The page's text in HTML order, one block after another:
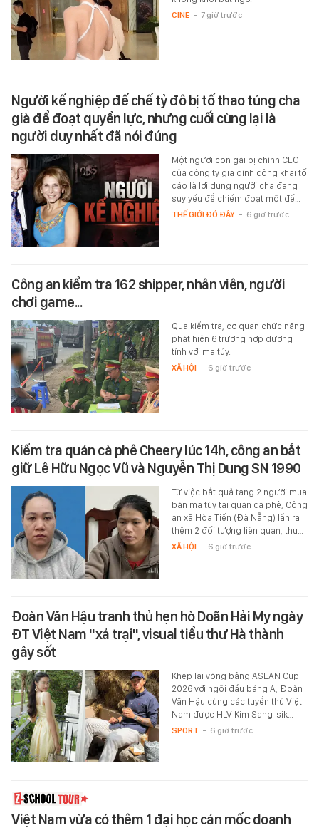
CINE - 7 giờ trước
Người kế nghiệp đế chế tỷ đô bị tố thao túng cha
già để đoạt quyền lực, nhưng cuối cùng lại là
người duy nhất đã nói đúng
Một người con gái bị chính CEO
của công ty gia đình công khai tố
cáo là lợi dụng người cha đang
suy yếu để chiếm đoạt một đế…
THẾ GIỚI ĐÓ ĐÂY - 6 giờ trước
Công an kiểm tra 162 shipper, nhân viên, người
chơi game...
Qua kiểm tra, cơ quan chức năng
phát hiện 6 trường hợp dương
tính với ma túy.
XÃ HỘI - 6 giờ trước
Kiểm tra quán cà phê Cheery lúc 14h, công an bắt
giữ Lê Hữu Ngọc Vũ và Nguyễn Thị Dung SN 1990
Từ việc bắt quả tang 2 người mua
bán ma túy tại quán cà phê, Công
an xã Hòa Tiến (Đà Nẵng) lần ra
thêm 2 đối tượng liên quan, thu…
XÃ HỘI - 6 giờ trước
Đoàn Văn Hậu tranh thủ hẹn hò Doãn Hải My ngày
ĐT Việt Nam "xả trại", visual tiểu thư Hà thành
gây sốt
Khép lại vòng bảng ASEAN Cup
2026 với ngôi đầu bảng A, Đoàn
Văn Hậu cùng các tuyển thủ Việt
Nam được HLV Kim Sang-sik…
SPORT - 6 giờ trước
Việt Nam vừa có thêm 1 đại học cán mốc doanh